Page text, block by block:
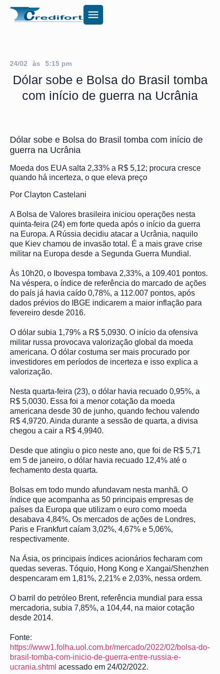
24/02 às 5:15 pm
Dólar sobe e Bolsa do Brasil tomba
com início de guerra na Ucrânia
Dólar sobe e Bolsa do Brasil tomba com início de
guerra na Ucrânia
Moeda dos EUA salta 2,33% a R$ 5,12; procura cresce
quando há incerteza, o que eleva preço
Por Clayton Castelani
A Bolsa de Valores brasileira iniciou operações nesta
quinta-feira (24) em forte queda após o início da guerra
na Europa. A Rússia decidiu atacar a Ucrânia, naquilo
que Kiev chamou de invasão total. É a mais grave crise
militar na Europa desde a Segunda Guerra Mundial.
Às 10h20, o Ibovespa tombava 2,33%, a 109.401 pontos.
Na véspera, o índice de referência do marcado de ações
do país já havia caído 0,78%, a 112.007 pontos, após
dados prévios do IBGE indicarem a maior inflação para
fevereiro desde 2016.
O dólar subia 1,79% a R$ 5,0930. O início da ofensiva
militar russa provocava valorização global da moeda
americana. O dólar costuma ser mais procurado por
investidores em períodos de incerteza e isso explica a
valorização.
Nesta quarta-feira (23), o dólar havia recuado 0,95%, a
R$ 5,0030. Essa foi a menor cotação da moeda
americana desde 30 de junho, quando fechou valendo
R$ 4,9720. Ainda durante a sessão de quarta, a divisa
chegou a cair a R$ 4,9940.
Desde que atingiu o pico neste ano, que foi de R$ 5,71
em 5 de janeiro, o dólar havia recuado 12,4% até o
fechamento desta quarta.
Bolsas em todo mundo afundavam nesta manhã. O
índice que acompanha as 50 principais empresas de
países da Europa que utilizam o euro como moeda
desabava 4,84%. Os mercados de ações de Londres,
Paris e Frankfurt caíam 3,02%, 4,67% e 5,06%,
respectivamente.
Na Ásia, os principais índices acionários fecharam com
quedas severas. Tóquio, Hong Kong e Xangai/Shenzhen
despencaram em 1,81%, 2,21% e 2,03%, nessa ordem.
O barril do petróleo Brent, referência mundial para essa
mercadoria, subia 7,85%, a 104,44, na maior cotação
desde 2014.
Fonte:
https://www1.folha.uol.com.br/mercado/2022/02/bolsa-do-
brasil-tomba-com-inicio-de-guerra-entre-russia-e-
ucrania.shtml acessado em 24/02/2022.